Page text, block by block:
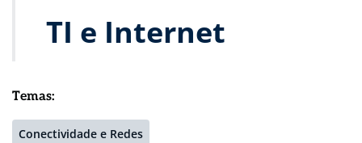
TI e Internet
Temas:
Conectividade e Redes